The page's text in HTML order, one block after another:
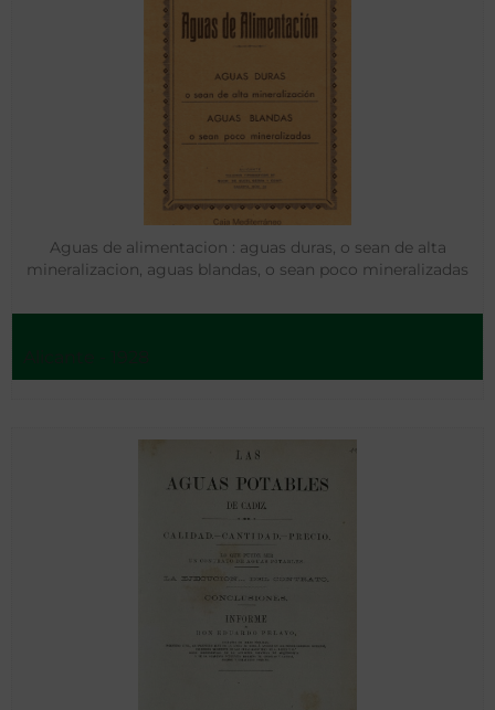
Aguas de alimentacion : aguas duras, o sean de alta
mineralizacion, aguas blandas, o sean poco mineralizadas